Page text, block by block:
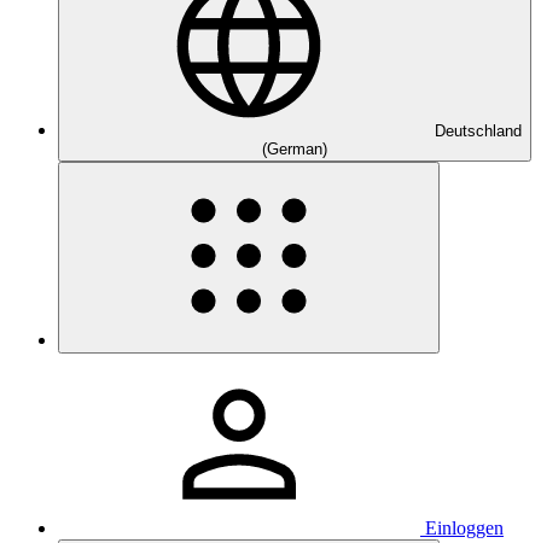
Deutschland
(German)
Einloggen